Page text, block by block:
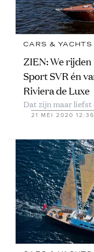
CARS & YACHTS
ZIEN: We
Sport SVR én
Riviera de Luxe
Dat zijn maar
21 MEI 2020 12:36